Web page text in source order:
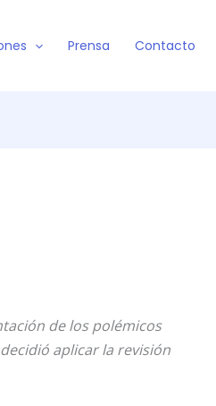
Prensa Contacto
de los polémicos
aplicar la revisión